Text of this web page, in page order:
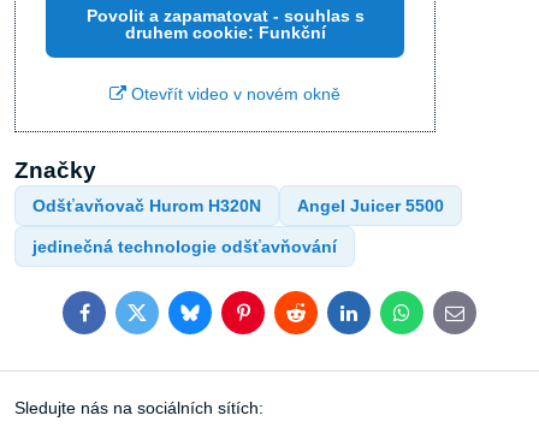
Povolit a zapamatovat - souhlas s
druhem cookie: Funkční
Otevřít video v novém okně
Značky
Odšťavňovač Hurom H320N Angel Juicer 5500
jedinečná technologie odšťavňování
FacebookTwitterBlueskyPinterestRedditLinkedInWhatsApp
E-
mail
Sledujte nás na sociálních sítích: